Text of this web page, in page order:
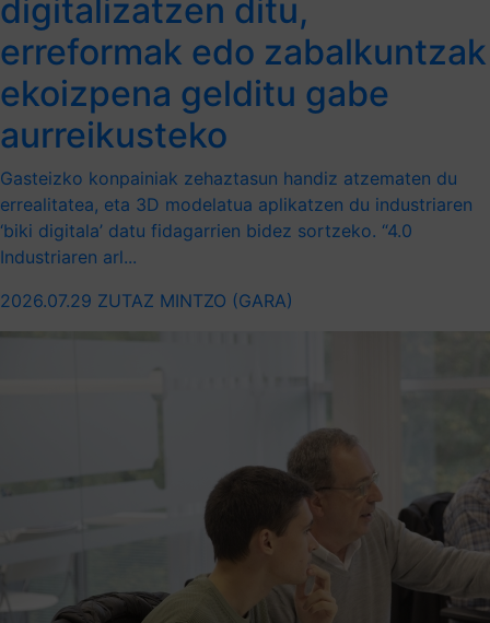
digitalizatzen ditu,
erreformak edo zabalkuntzak
ekoizpena gelditu gabe
aurreikusteko
Gasteizko konpainiak zehaztasun handiz atzematen du
errealitatea, eta 3D modelatua aplikatzen du industriaren
‘biki digitala’ datu fidagarrien bidez sortzeko. “4.0
Industriaren arl...
2026.07.29 ZUTAZ MINTZO (GARA)